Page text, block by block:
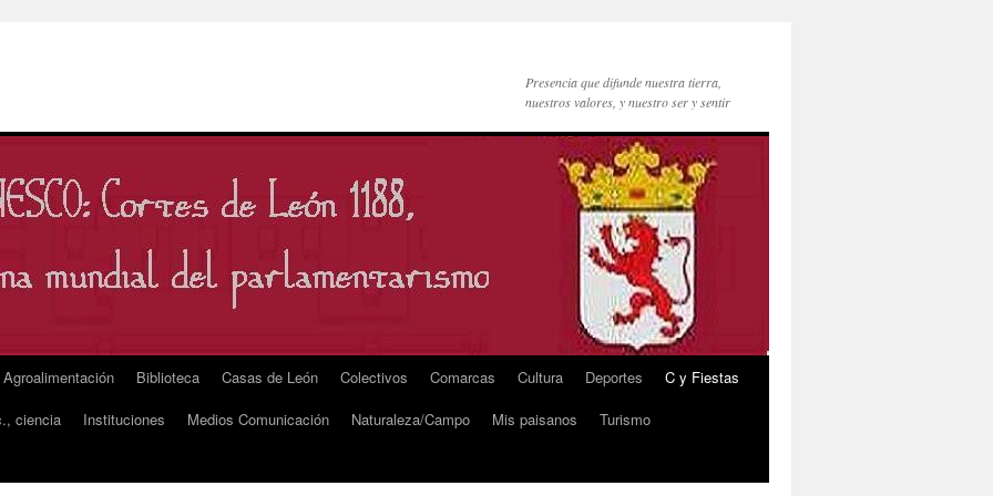
Presencia que difunde nuestra tierra,
nuestros valores, y nuestro ser y sentir
Agroalimentación Biblioteca Casas de León Colectivos Comarcas Cultura Deportes
C y Fiestas
ciencia Instituciones Medios Comunicación Naturaleza/Campo Mis paisanos
Turismo